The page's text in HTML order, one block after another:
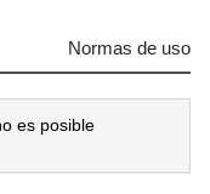
Normas de uso
es posible